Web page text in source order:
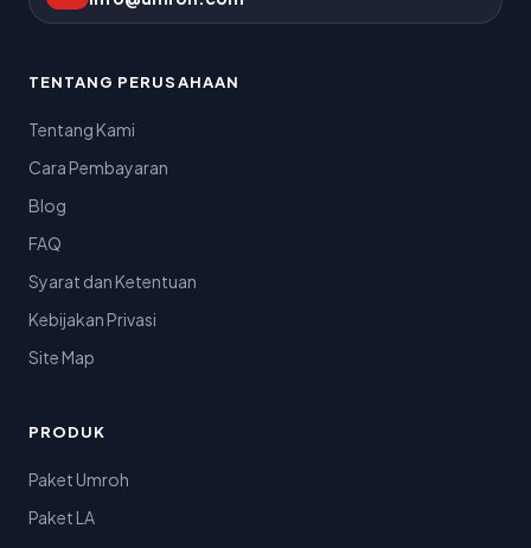
TENTANG PERUSAHAAN
Tentang Kami
Cara Pembayaran
Blog
FAQ
Syarat dan Ketentuan
Kebijakan Privasi
Site Map
PRODUK
Paket Umroh
Paket LA